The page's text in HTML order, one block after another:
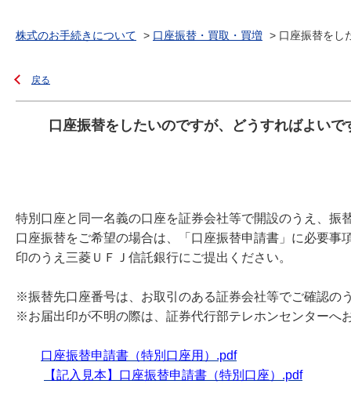
株式のお手続きについて > 口座振替・買取・買増 > 口座振替をし
戻る
口座振替をしたいのですが、どうすればよいで
特別口座と同一名義の口座を証券会社等で開設のうえ、振
口座振替をご希望の場合は、「口座振替申請書」に必要
印のうえ三菱ＵＦＪ信託銀行にご提出ください。
※振替先口座番号は、お取引のある証券会社等でご確認の
※お届出印が不明の際は、証券代行部テレホンセンターへ
口座振替申請書（特別口座用）.pdf
【記入見本】口座振替申請書（特別口座）.pdf